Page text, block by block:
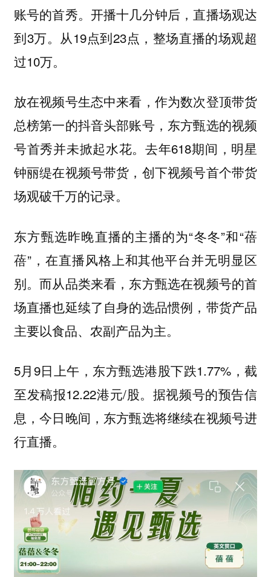
账号的首秀。开播十几分钟后，直播场观达
到3万。从19点到23点，整场直播的场观超
过10万。
放在视频号生态中来看，作为数次登顶带货
总榜第一的抖音头部账号，东方甄选的视频
号首秀并未掀起水花。去年618期间，明星
钟丽缇在视频号带货，创下视频号首个带货
场观破千万的记录。
东方甄选昨晚直播的主播的为“冬冬”和“蓓
蓓”，在直播风格上和其他平台并无明显区
别。而从品类来看，东方甄选在视频号的首
场直播也延续了自身的选品惯例，带货产品
主要以食品、农副产品为主。
5月9日上午，东方甄选港股下跌1.77%，截
至发稿报12.22港元/股。据视频号的预告信
息，今日晚间，东方甄选将继续在视频号进
行直播。